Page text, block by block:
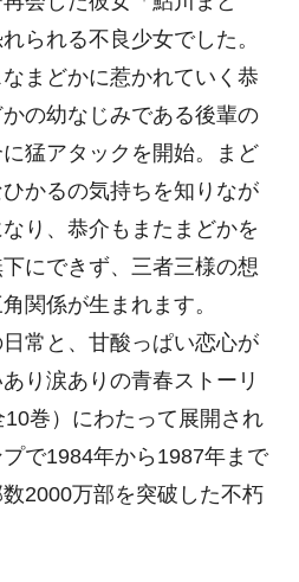
られる不良少女でした。
まどかに惹かれていく恭
の幼なじみである後輩の
に猛アタックを開始。まど
かるの気持ちを知りなが
り、恭介もまたまどかを
にできず、三者三様の想
関係が生まれます。
常と、甘酸っぱい恋心が
り涙ありの青春ストーリ
巻）にわたって展開され
で1984年から1987年まで
2000万部を突破した不朽